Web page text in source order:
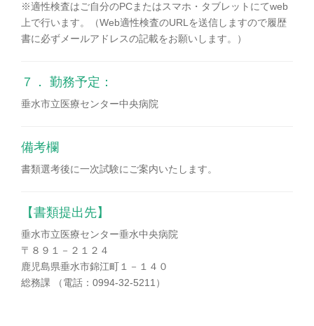
※適性検査はご自分のPCまたはスマホ・タブレットにてweb
上で行います。（Web適性検査のURLを送信しますので履歴
書に必ずメールアドレスの記載をお願いします。）
７． 勤務予定：
垂水市立医療センター中央病院
備考欄
書類選考後に一次試験にご案内いたします。
【書類提出先】
垂水市立医療センター垂水中央病院
〒８９１－２１２４
鹿児島県垂水市錦江町１－１４０
総務課 （電話：0994-32-5211）